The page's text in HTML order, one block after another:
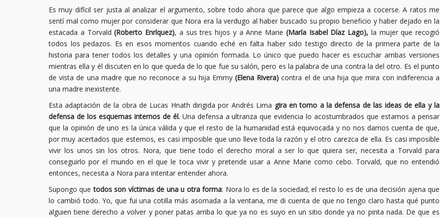
Es muy difícil ser justa al analizar el argumento, sobre todo ahora que parece que algo empieza a cocerse. A ratos me
sentí mal como mujer por considerar que Nora era la verdugo al haber buscado su propio beneficio y haber dejado en la
estacada a Torvald(Roberto Enríquez), a sus tres hijos y a Anne Marie (María Isabel Díaz Lago), la mujer que recogió
todos los pedazos. Es en esos momentos cuando eché en falta haber sido testigo directo de la primera parte de la
historia para tener todos los detalles y una opinión formada. Lo único que puedo hacer es escuchar ambas versiones
mientras ella y él discuten en lo que queda de lo que fue su salón, pero es la palabra de una contra la del otro. Es el punto
de vista de una madre que no reconoce a su hija Emmy(Elena Rivera) contra el de una hija que mira con indiferencia a
una madre inexistente.
Esta adaptación de la obra de Lucas Hnath dirigida por Andrés Lima gira en torno a la defensa de las ideas de ella y la
defensa de los esquemas internos de él.Una defensa a ultranza que evidencia lo acostumbrados que estamos a pensar
que la opinión de uno es la única válida y que el resto de la humanidad está equivocada y no nos damos cuenta de que,
por muy acertados que estemos, es casi imposible que uno lleve toda la razón y el otro carezca de ella. Es casi imposible
vivir los unos sin los otros. Nora, que tiene todo el derecho moral a ser lo que quiera ser, necesita a Torvald para
conseguirlo por el mundo en el que le toca vivir y pretende usar a Anne Marie como cebo. Torvald, que no entendió
entonces, necesita a Nora para intentar entender ahora.
Supongo quetodos son víctimas de una u otra forma: Nora lo es de la sociedad; el resto lo es de una decisión ajena que
lo cambió todo. Yo, que fui una cotilla más asomada a la ventana, me di cuenta de que no tengo claro hasta qué punto
alguien tiene derecho a volver y poner patas arriba lo que ya no es suyo en un sitio donde ya no pinta nada. De que es